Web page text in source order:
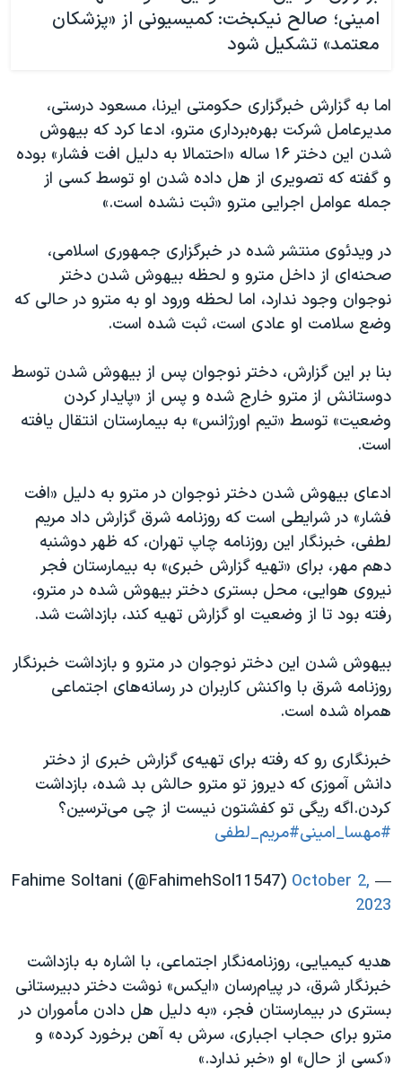
امینی؛ صالح نیکبخت: کمیسیونی از «پزشکان
معتمد» تشکیل شود
اما به گزارش خبرگزاری حکومتی ایرنا، مسعود درستی،
مدیرعامل شرکت بهره‌برداری مترو، ادعا کرد که بیهوش
شدن این دختر ۱۶ ساله «احتمالا به دلیل افت فشار» بوده
و گفته که تصویری از هل داده شدن او توسط کسی از
جمله عوامل اجرایی مترو «ثبت نشده است.»
در ویدئوی منتشر شده در خبرگزاری جمهوری اسلامی،
صحنه‌ای از داخل مترو و لحظه بیهوش شدن دختر
نوجوان وجود ندارد، اما لحظه ورود او به مترو در حالی که
وضع سلامت او عادی است، ثبت شده است.
بنا بر این گزارش، دختر نوجوان پس از بیهوش شدن توسط
دوستانش از مترو خارج شده و پس از «پایدار کردن
وضعیت» توسط «تیم اورژانس» به بیمارستان انتقال یافته
است.
ادعای بیهوش شدن دختر نوجوان در مترو به دلیل «افت
فشار» در شرایطی است که روزنامه شرق گزارش داد مریم
لطفی، خبرنگار این روزنامه چاپ تهران، که ظهر دوشنبه
دهم مهر، برای «تهیه گزارش خبری» به بیمارستان فجر
نیروی هوایی، محل بستری دختر بیهوش شده در مترو،
رفته بود تا از وضعیت او گزارش تهیه کند، بازداشت شد.
بیهوش شدن این دختر نوجوان در مترو و بازداشت خبرنگار
روزنامه شرق با واکنش کاربران در رسانه‌های اجتماعی
همراه شده است.
خبرنگاری رو که رفته برای تهیه‌ی گزارش خبری از دختر
دانش آموزی که دیروز تو مترو حالش بد شده، بازداشت
کردن.اگه ریگی تو کفشتون نیست از چی می‌ترسین؟
#مهسا_امینی#مریم_لطفی
— Fahime Soltani (@FahimehSol11547)
October 2,
2023
هدیه کیمیایی،‌ روزنامه‌نگار اجتماعی، با اشاره به بازداشت
خبرنگار شرق، در پیام‌رسان «ایکس» نوشت دختر دبیرستانی
بستری در بیمارستان فجر، «به دلیل هل دادن مأموران در
مترو برای حجاب اجباری، سرش به آهن برخورد کرده» و
«کسی از حال» او «خبر ندارد.»